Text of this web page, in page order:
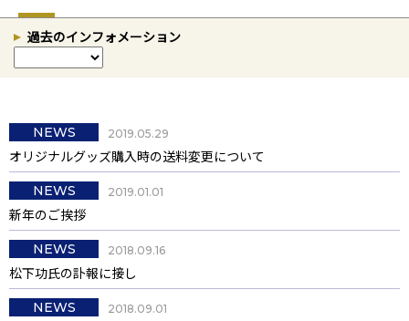
過去のインフォメーション
2019.05.29
NEWS
オリジナルグッズ購入時の送料変更について
2019.01.01
NEWS
新年のご挨拶
2018.09.16
NEWS
松下功氏の訃報に接し
2018.09.01
NEWS